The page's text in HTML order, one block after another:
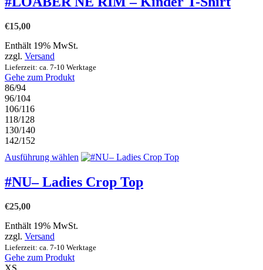
mehrere
auf
€15,00
Enthält 19% MwSt.
zzgl. Versand
Lieferzeit: ca. 7-10 Werktage
Gehe zum Produkt
86/94
96/104
106/116
118/128
130/140
142/152
Ausführung wählen Dieses
weist
mehrere
auf
#NU– Ladies Crop Top
€25,00
Enthält 19% MwSt.
zzgl. Versand
Lieferzeit: ca. 7-10 Werktage
Gehe zum Produkt
XS